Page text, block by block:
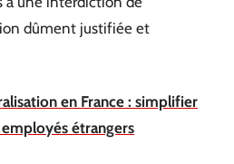
dûment justifiée et
en France : simplifier
étrangers